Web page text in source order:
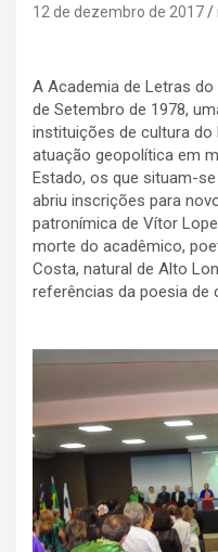
12 de dezembro de 2017
A Academia de Letras
de Setembro de 1978,
instituições de cultura do
atuação geopolítica em
Estado, os que situam-
abriu inscrições para
patronímica de Vítor
morte do acadêmico,
Costa, natural de Alto
referências da poesia de